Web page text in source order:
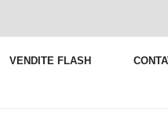
VENDITE FLASH